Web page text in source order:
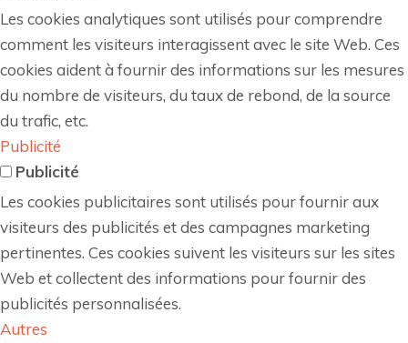
Les cookies analytiques sont utilisés pour comprendre
comment les visiteurs interagissent avec le site Web. Ces
cookies aident à fournir des informations sur les mesures
du nombre de visiteurs, du taux de rebond, de la source
du trafic, etc.
Publicité
Publicité
Les cookies publicitaires sont utilisés pour fournir aux
visiteurs des publicités et des campagnes marketing
pertinentes. Ces cookies suivent les visiteurs sur les sites
Web et collectent des informations pour fournir des
publicités personnalisées.
Autres